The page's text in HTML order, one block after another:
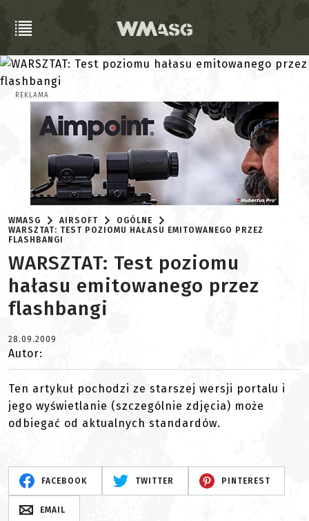
REKLAMA
WMASG AIRSOFT
OGÓLNE
WARSZTAT: TEST POZIOMU HAŁASU EMITOWANEGO PRZEZ
FLASHBANGI
WARSZTAT: Test poziomu
hałasu emitowanego przez
flashbangi
28.09.2009
Autor:
Ten artykuł pochodzi ze starszej wersji portalu i
jego wyświetlanie (szczególnie zdjęcia) może
odbiegać od aktualnych standardów.
FACEBOOK TWITTER PINTEREST
EMAIL